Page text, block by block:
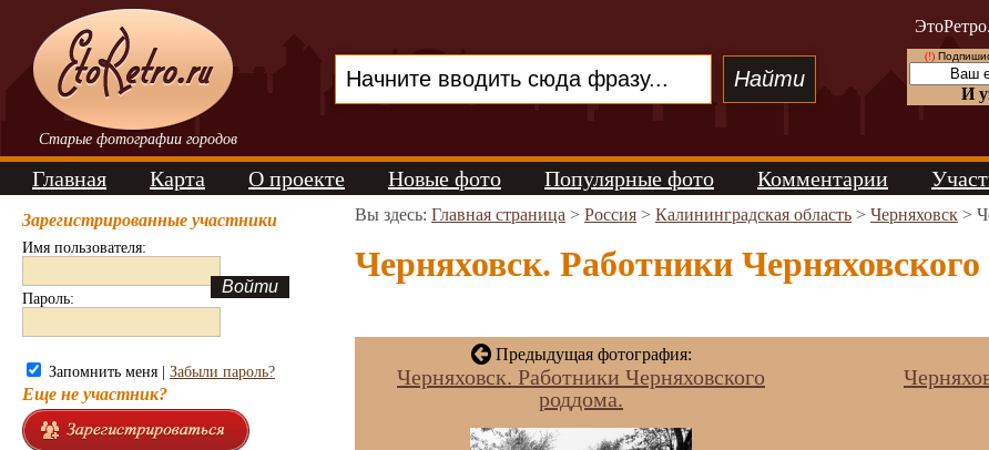
Старые фотографии городов
(!)
И
Главная Карта О проекте Новые фото Популярные фото Комментарии
Зарегистрированные участники
Имя пользователя:
Пароль:
Запомнить меня | Забыли пароль?
Еще не участник?
Вы здесь: Главная страница > Россия > Калининградская область > Черняховск >
Черняховск. Работники
Предыдущая фотография:
Черняховск. Работники Черняховского
роддома.